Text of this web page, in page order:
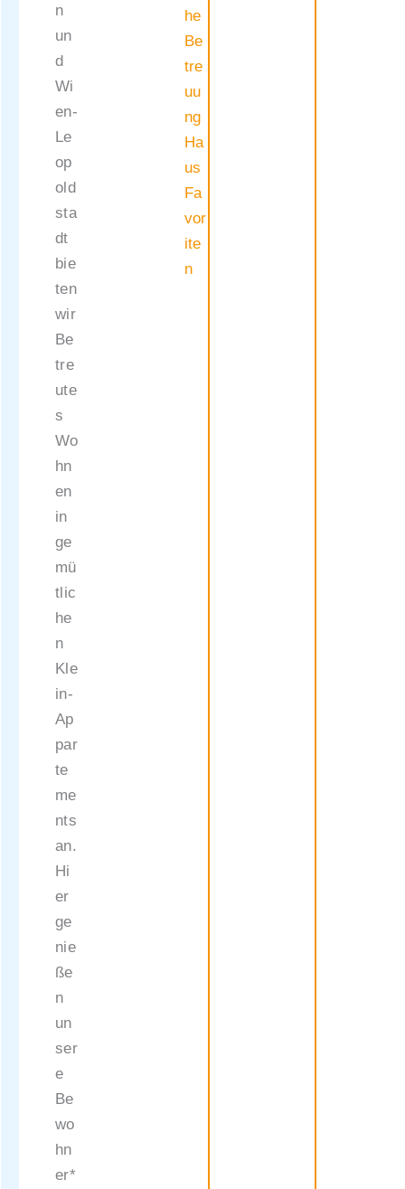
n
un
d
Wi
en-
Le
op
old
sta
dt
bie
ten
wir
Be
tre
ute
s
Wo
hn
en
in
ge
mü
tlic
he
n
Kle
in-
Ap
par
te
me
nts
an.
Hi
er
ge
nie
ße
n
un
ser
e
Be
wo
hn
er*
he
Be
tre
uu
ng
Ha
us
Fa
vor
ite
n